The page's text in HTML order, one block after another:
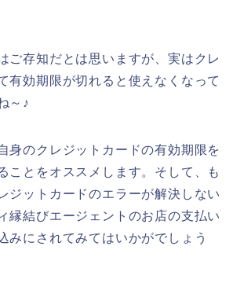
ご存知だとは思いますが、実はクレ
有効期限が切れると使えなくなって
～♪
身のクレジットカードの有効期限を
ことをオススメします。そして、も
ジットカードのエラーが解決しない
縁結びエージェントのお店の支払い
みにされてみてはいかがでしょう